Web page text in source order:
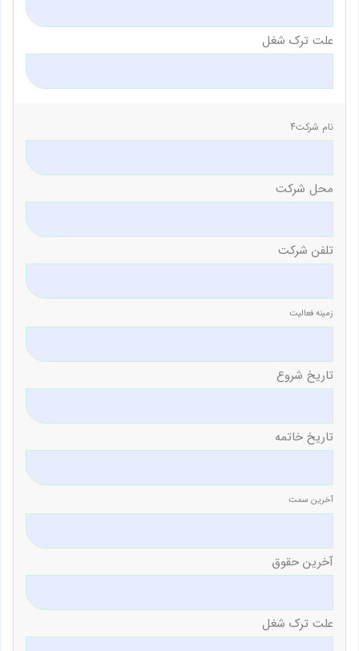
علت ترک شغل
نام شرکت4
محل شرکت
تلفن شرکت
زمینه فعالیت
تاریخ شروع
تاریخ خاتمه
آخرین سمت
آخرین حقوق
علت ترک شغل